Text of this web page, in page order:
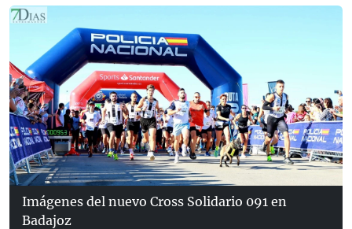
Imágenes del nuevo Cross Solidario 091 en
Badajoz